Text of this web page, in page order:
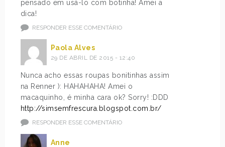
pensado em usá-lo com botinha! Amei a
dica!
RESPONDER ESSE COMENTÁRIO
Paola Alves
29 DE ABRIL DE 2015 - 12:40
Nunca acho essas roupas bonitinhas assim
na Renner ): HAHAHAHA! Amei o
macaquinho, é minha cara ok? Sorry! :DDD
http://simsemfrescura.blogspot.com.br/
RESPONDER ESSE COMENTÁRIO
Anne